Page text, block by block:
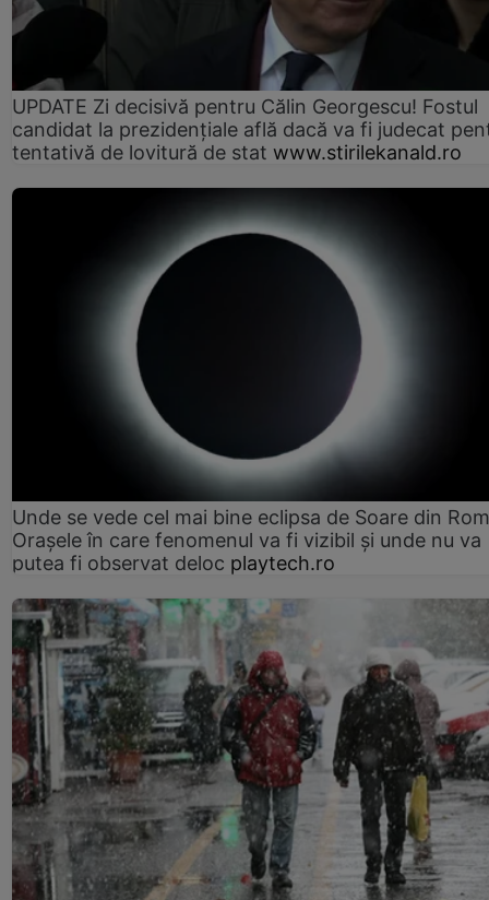
UPDATE Zi decisivă pentru Călin Georgescu! Fostul
candidat la prezidențiale află dacă va fi judecat
tentativă de lovitură de stat www.stirilekanald.ro
Unde se vede cel mai bine eclipsa de Soare din
Orașele în care fenomenul va fi vizibil și unde nu va
putea fi observat deloc playtech.ro